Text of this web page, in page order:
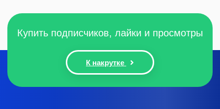
Купить подписчиков, лайки и просмотры
К накрутке